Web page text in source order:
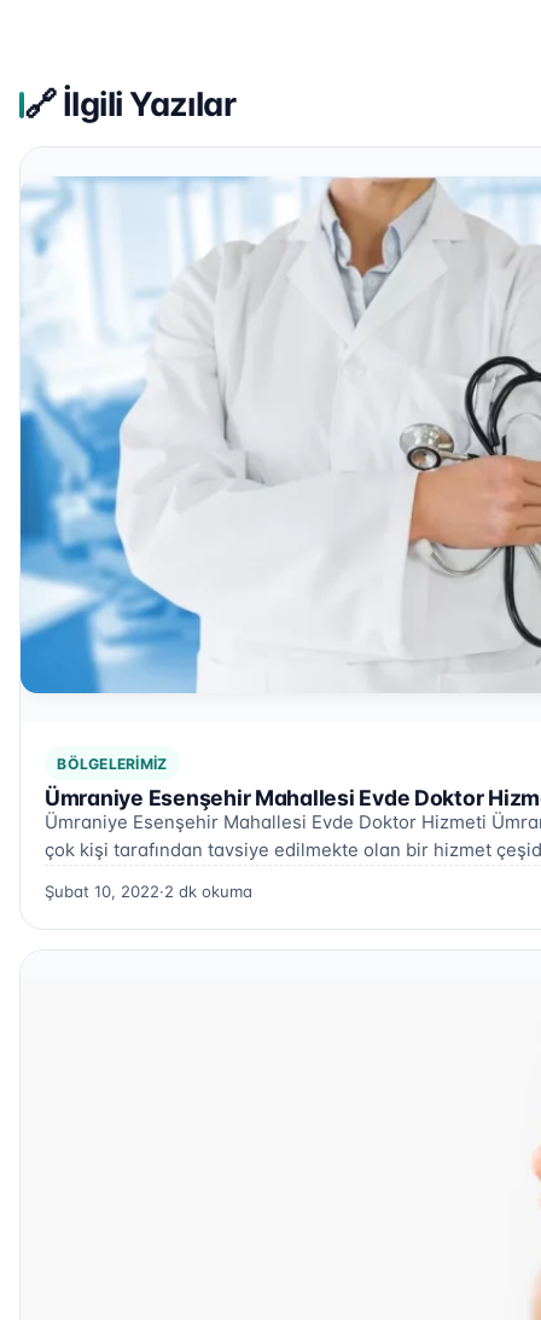
🔗 İlgili Yazılar
BÖLGELERIMIZ
Ümraniye Esenşehir Mahallesi Evde Doktor
Ümraniye Esenşehir Mahallesi Evde Doktor Hizmeti
çok kişi tarafından tavsiye edilmekte olan bir hizmet
Şubat 10, 2022·2 dk okuma